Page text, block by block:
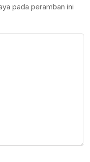
pada peramban ini